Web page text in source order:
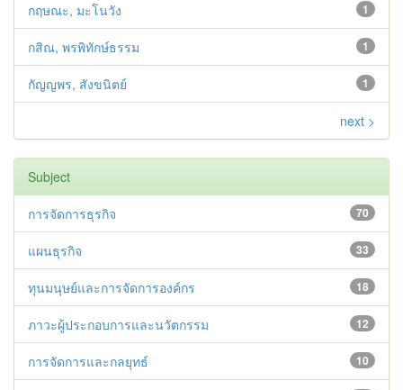
1
กฤษณะ, มะโนวัง
1
กสิณ, พรพิทักษ์ธรรม
1
กัญญพร, สังขนิตย์
next >
Subject
70
การจัดการธุรกิจ
33
แผนธุรกิจ
18
ทุนมนุษย์และการจัดการองค์กร
12
ภาวะผู้ประกอบการและนวัตกรรม
10
การจัดการและกลยุทธ์